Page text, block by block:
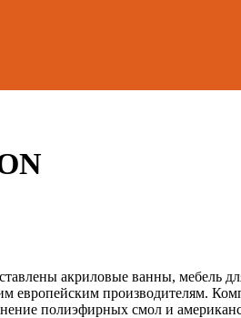
акриловые ванны, мебель
европейским производителям.
полиэфирных смол и